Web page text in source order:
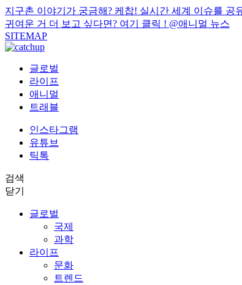
지구촌 이야기가 궁금해? 케찹! 실시간 세계 이슈를 공
귀여운 거 더 보고 싶다면? 여기 클릭 ! @애니멀 뉴스
SITEMAP
글로벌
라이프
애니멀
트래블
인스타그램
유튜브
틱톡
검색
닫기
글로벌
국제
과학
라이프
문화
트렌드